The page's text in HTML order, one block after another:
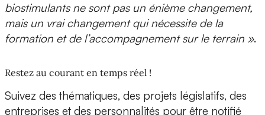
biostimulants ne sont pas un énième changement,
mais un vrai changement qui nécessite de la
formation et de l’accompagnement sur le terrain ».
Restez au courant en temps réel !
Suivez des thématiques, des projets législatifs, des
entreprises et des personnalités pour être notifié